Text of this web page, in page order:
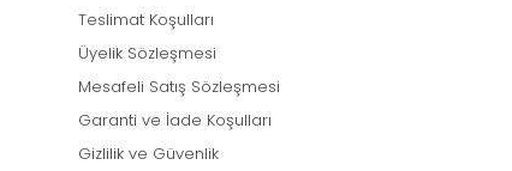
Teslimat Koşulları
Üyelik Sözleşmesi
Mesafeli Satış Sözleşmesi
Garanti ve İade Koşulları
Gizlilik ve Güvenlik